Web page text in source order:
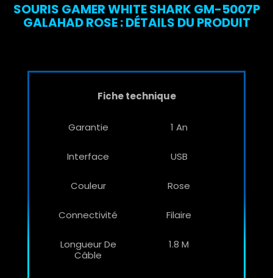
SOURIS GAMER WHITE SHARK GM-5007P
GALAHAD ROSE : DÉTAILS DU PRODUIT
Fiche technique
Garantie 1 An
Interface USB
Couleur Rose
Connectivité Filaire
Longueur De
Câble
1.8 M